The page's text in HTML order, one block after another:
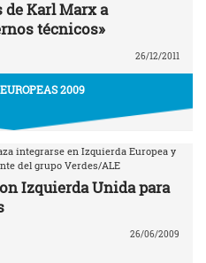
de Karl Marx a
técnicos»
26/12/2011
2009
integrarse en Izquierda Europea y
del grupo Verdes/ALE
Izquierda Unida para
26/06/2009